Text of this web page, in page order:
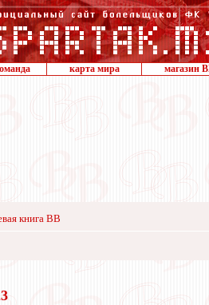
карта мира магазин
книга ВВ